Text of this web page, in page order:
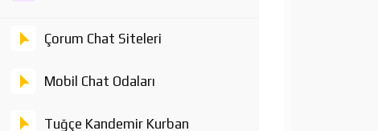
Çorum Chat Siteleri
Mobil Chat Odaları
Tuğçe Kandemir Kurban